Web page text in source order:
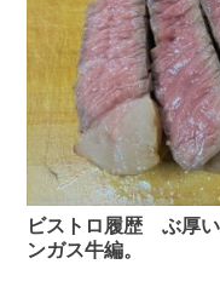
ビストロ履歴 ぶ厚
ンガス牛編。